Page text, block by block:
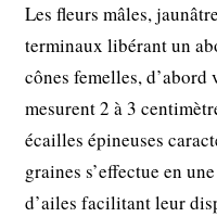
Les fleurs mâles,
terminaux libérant un
cônes femelles,
mesurent 2 à 3
écailles épineuses
graines s’effectue en
d’ailes facilitant leur